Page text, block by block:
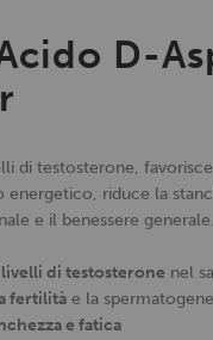
D-
di testosterone,
energetico, riduce la
e il benessere generale.
di testosterone nel
fertilitàe la
e fatica